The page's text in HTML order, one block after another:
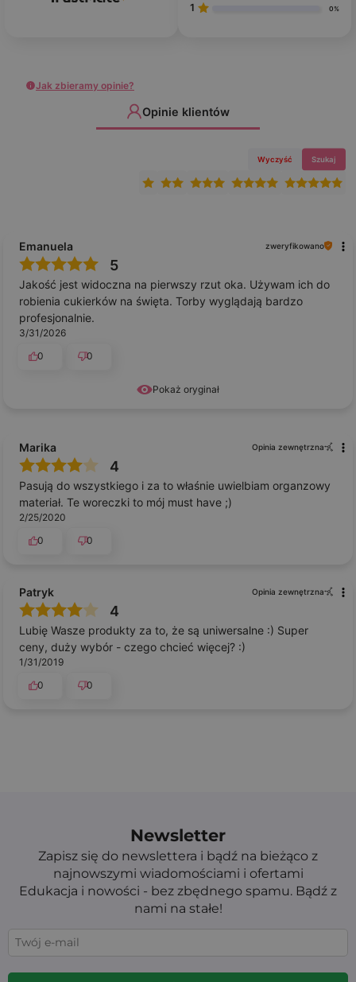
1 0%
Jak zbieramy opinie?
Opinie klientów
Wyczyść Szukaj
Pokaż oryginał
Emanuela zweryfikowano
5
Jakość jest widoczna na pierwszy rzut oka. Używam ich do
robienia cukierków na święta. Torby wyglądają bardzo
profesjonalnie.
3/31/2026
0
0
Marika Opinia zewnętrzna
4
Pasują do wszystkiego i za to właśnie uwielbiam organzowy
materiał. Te woreczki to mój must have ;)
2/25/2020
0
0
Patryk Opinia zewnętrzna
4
Lubię Wasze produkty za to, że są uniwersalne :) Super
ceny, duży wybór - czego chcieć więcej? :)
1/31/2019
0
0
Newsletter
Zapisz się do newslettera i bądź na bieżąco z
najnowszymi wiadomościami i ofertami
Edukacja i nowości - bez zbędnego spamu. Bądź z
nami na stałe!